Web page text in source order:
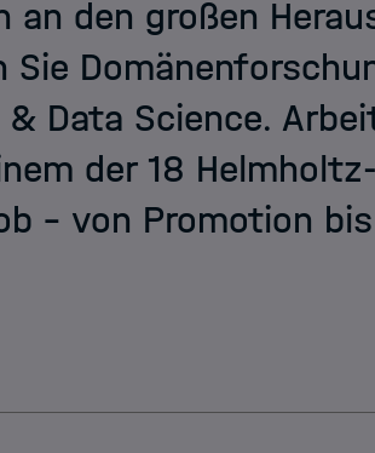
an den großen
Sie
Data Science.
der 18
– von Promotion